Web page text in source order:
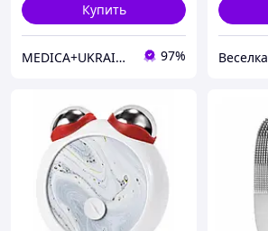
Купить
MEDICA+UKRAINE (оф.представник) 97% Веселка